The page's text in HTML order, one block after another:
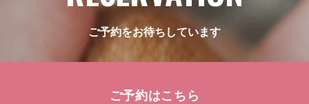
ご予約をお待ちしています
ご予約はこちら